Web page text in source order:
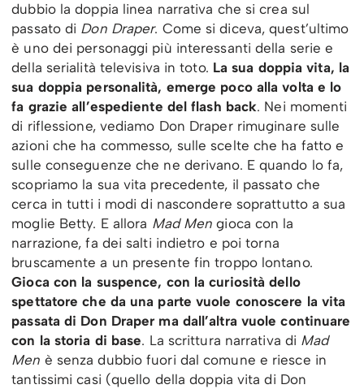
dubbio la doppia linea narrativa che si crea sul
passato di Don Draper. Come si diceva, quest’ultimo
è uno dei personaggi più interessanti della serie e
della serialità televisiva in toto. La sua doppia vita, la
sua doppia personalità, emerge poco alla volta e lo
fa grazie all’espediente del flash back. Nei momenti
di riflessione, vediamo Don Draper rimuginare sulle
azioni che ha commesso, sulle scelte che ha fatto e
sulle conseguenze che ne derivano. E quando lo fa,
scopriamo la sua vita precedente, il passato che
cerca in tutti i modi di nascondere soprattutto a sua
moglie Betty. E allora Mad Mengioca con la
narrazione, fa dei salti indietro e poi torna
bruscamente a un presente fin troppo lontano.
Gioca con la suspence, con la curiosità dello
spettatore che da una parte vuole conoscere la vita
passata di Don Draper ma dall’altra vuole continuare
con la storia di base. La scrittura narrativa di Mad
Men è senza dubbio fuori dal comune e riesce in
tantissimi casi (quello della doppia vita di Don